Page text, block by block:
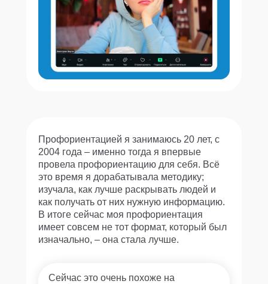
Сейчас это очень похоже на
Профориентацией я занимаюсь 20 лет, с
2004 года – именно тогда я впервые
провела профориентацию для себя. Всё
это время я дорабатывала методику;
изучала, как лучше раскрывать людей и
как получать от них нужную информацию.
В итоге сейчас моя профориентация
имеет совсем не тот формат, который был
изначально, – она стала лучше.